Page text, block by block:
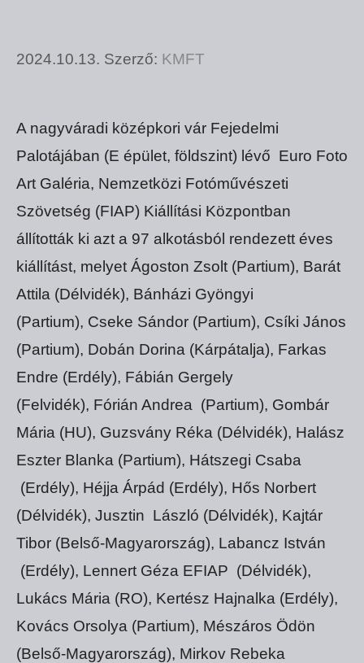
2024.10.13. Szerző: KMFT
A nagyváradi középkori vár Fejedelmi
Palotájában (E épület, földszint) lévő Euro Foto
Art Galéria, Nemzetközi Fotóművészeti
Szövetség (FIAP) Kiállítási Központban
állították ki azt a 97 alkotásból rendezett éves
kiállítást, melyet Ágoston Zsolt (Partium), Barát
Attila (Délvidék), Bánházi Gyöngyi
(Partium), Cseke Sándor (Partium), Csíki János
(Partium), Dobán Dorina (Kárpátalja), Farkas
Endre (Erdély), Fábián Gergely
(Felvidék), Fórián Andrea (Partium), Gombár
Mária (HU), Guzsvány Réka (Délvidék), Halász
Eszter Blanka (Partium), Hátszegi Csaba
(Erdély), Héjja Árpád (Erdély), Hős Norbert
(Délvidék), Jusztin László (Délvidék), Kajtár
Tibor (Belső-Magyarország), Labancz István
(Erdély), Lennert Géza EFIAP (Délvidék),
Lukács Mária (RO), Kertész Hajnalka (Erdély),
Kovács Orsolya (Partium), Mészáros Ödön
(Belső-Magyarország), Mirkov Rebeka